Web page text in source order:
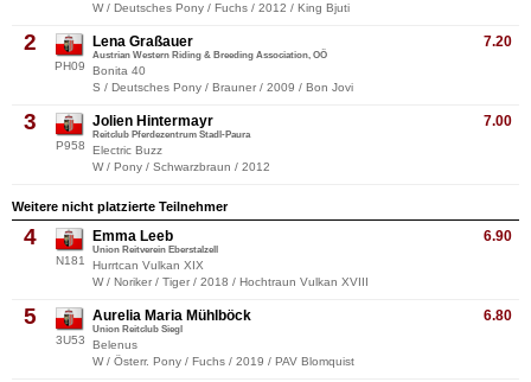
W / Deutsches Pony / Fuchs / 2012 / King Bjuti
2
PH09
7.20
Lena Graßauer
Austrian Western Riding & Breeding Association, OÖ
Bonita 40
S / Deutsches Pony / Brauner / 2009 / Bon Jovi
3
P958
7.00
Jolien Hintermayr
Reitclub Pferdezentrum Stadl-Paura
Electric Buzz
W / Pony / Schwarzbraun / 2012
Weitere nicht platzierte Teilnehmer
4
N181
6.90
Emma Leeb
Union Reitverein Eberstalzell
Hurrtcan Vulkan XIX
W / Noriker / Tiger / 2018 / Hochtraun Vulkan XVIII
5
3U53
6.80
Aurelia Maria Mühlböck
Union Reitclub Siegl
Belenus
W / Österr. Pony / Fuchs / 2019 / PAV Blomquist